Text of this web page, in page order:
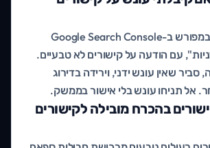
עונש ידני מופיע במפורש ב-Google Search Console
עם הודעה על קישורים לא טבעיים.
שאין עונש ידני, וירידה בדירוג
אל תניחו עונש בלי אישור בממשק.
בהכרח מובילה לקישורים